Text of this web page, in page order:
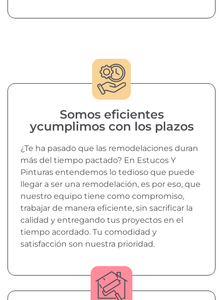
Somos eficientes
ycumplimos con los plazos
¿Te ha pasado que las remodelaciones duran
más del tiempo pactado? En Estucos Y
Pinturas entendemos lo tedioso que puede
llegar a ser una remodelación, es por eso, que
nuestro equipo tiene como compromiso,
trabajar de manera eficiente, sin sacrificar la
calidad y entregando tus proyectos en el
tiempo acordado. Tu comodidad y
satisfacción son nuestra prioridad.